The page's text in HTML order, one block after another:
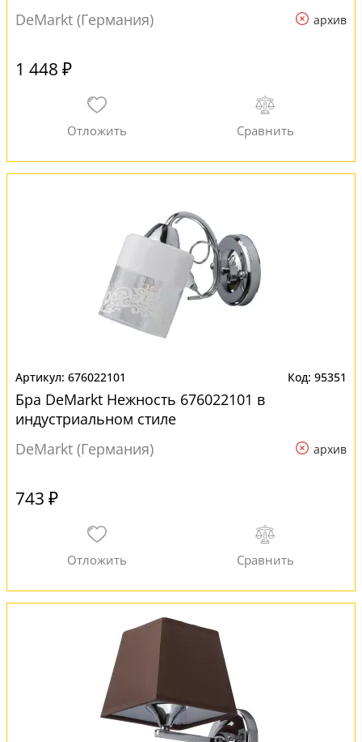
DeMarkt (Германия)
архив
1 448 ₽
676022101 95351
Бра DeMarkt Нежность 676022101 в
индустриальном стиле
DeMarkt (Германия)
архив
743 ₽